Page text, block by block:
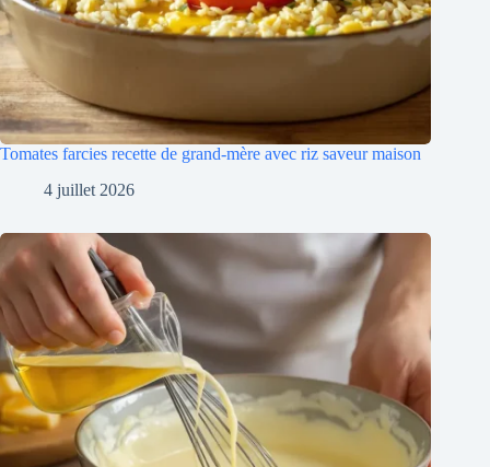
Tomates farcies recette de grand-mère avec riz saveur maison
4 juillet 2026